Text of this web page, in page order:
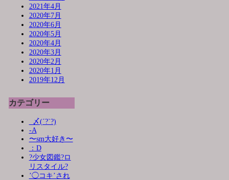
2021年4月
2020年7月
2020年6月
2020年5月
2020年4月
2020年3月
2020年2月
2020年1月
2019年12月
カテゴリー
_〆(´?`?)
-A
〜sm大好き〜
：D
?少女図鑑?ロ
リスタイル?
’◯コキ’され